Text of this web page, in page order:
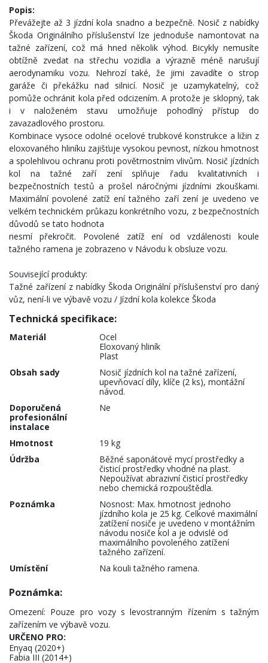
Popis:
Převážejte až 3 jízdní kola snadno a bezpečně. Nosič z nabídky
Škoda Originálního příslušenství lze jednoduše namontovat na
tažné zařízení, což má hned několik výhod. Bicykly nemusíte
obtížně zvedat na střechu vozidla a výrazně méně narušují
aerodynamiku vozu. Nehrozí také, že jimi zavadíte o strop
garáže či překážku nad silnicí. Nosič je uzamykatelný, což
pomůže ochránit kola před odcizením. A protože je sklopný, tak
i v naloženém stavu umožňuje pohodlný přístup do
zavazadlového prostoru.
Kombinace vysoce odolné ocelové trubkové konstrukce a ližin z
eloxovaného hliníku zajišťuje vysokou pevnost, nízkou hmotnost
a spolehlivou ochranu proti povětrnostním vlivům. Nosič jízdních
kol na tažné zaří zení splňuje řadu kvalitativních i
bezpečnostních testů a prošel náročnými jízdními zkouškami.
Maximální povolené zatíž ení tažného zaří zení je uvedeno ve
velkém technickém průkazu konkrétního vozu, z bezpečnostních
důvodů se tato hodnota
nesmí překročit. Povolené zatíž ení od vzdálenosti koule
tažného ramena je zobrazeno v Návodu k obsluze vozu.
Související produkty:
Tažné zařízení z nabídky Škoda Originální příslušenství pro daný
vůz, není-li ve výbavě vozu / Jízdní kola kolekce Škoda
Technická specifikace:
Materiál
Ocel
Eloxovaný hliník
Plast
Obsah sady
Nosič jízdních kol na tažné zařízení,
upevňovací díly, klíče (2 ks), montážní
návod.
Doporučená
profesionální
instalace
Ne
Hmotnost
19 kg
Údržba
Běžné saponátové mycí prostředky a
čisticí prostředky vhodné na plast.
Nepoužívat abrazivní čisticí prostředky
nebo chemická rozpouštědla.
Poznámka
Nosnost: Max. hmotnost jednoho
jízdního kola je 25 kg. Celkové maximální
zatížení nosiče je uvedeno v montážním
návodu nosiče kol a je odvislé od
maximálního povoleného zatížení
tažného zařízení.
Umístění
Na kouli tažného ramena.
Poznámka:
Omezení: Pouze pro vozy s levostranným řízením s tažným
zařízením ve výbavě vozu.
URČENO PRO:
Enyaq (2020+)
Fabia III (2014+)